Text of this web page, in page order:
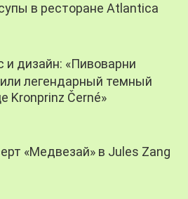
в ресторане Atlantica
и дизайн: «Пивоварни
легендарный темный
Kronprinz Černé»
«Медвезай» в Jules Zang